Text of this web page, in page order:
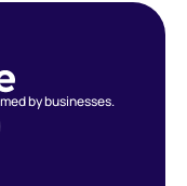
by businesses.